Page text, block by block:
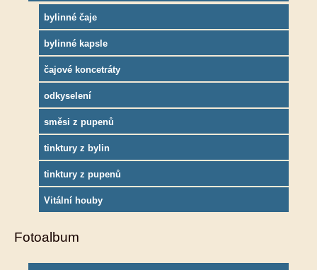
bylinné čaje
bylinné kapsle
čajové koncetráty
odkyselení
směsi z pupenů
tinktury z bylin
tinktury z pupenů
Vitální houby
Fotoalbum